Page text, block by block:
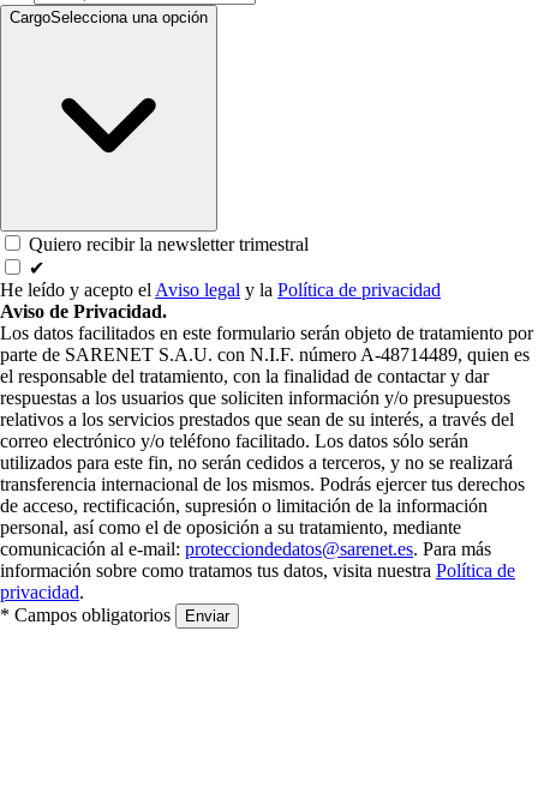
CargoSelecciona una opción
Quiero recibir la newsletter trimestral
✔
He leído y acepto el Aviso legal y la Política de privacidad
Aviso de Privacidad.
Los datos facilitados en este formulario serán objeto de tratamiento por
parte de SARENET S.A.U. con N.I.F. número A-48714489, quien es
el responsable del tratamiento, con la finalidad de contactar y dar
respuestas a los usuarios que soliciten información y/o presupuestos
relativos a los servicios prestados que sean de su interés, a través del
correo electrónico y/o teléfono facilitado. Los datos sólo serán
utilizados para este fin, no serán cedidos a terceros, y no se realizará
transferencia internacional de los mismos. Podrás ejercer tus derechos
de acceso, rectificación, supresión o limitación de la información
personal, así como el de oposición a su tratamiento, mediante
comunicación al e-mail: protecciondedatos@sarenet.es. Para más
información sobre como tratamos tus datos, visita nuestra Política de
privacidad.
* Campos obligatorios
Enviar